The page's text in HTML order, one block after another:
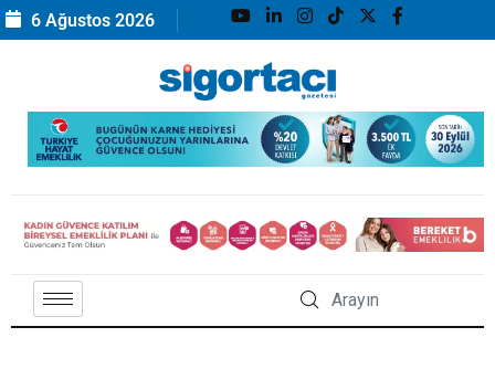
6 Ağustos 2026